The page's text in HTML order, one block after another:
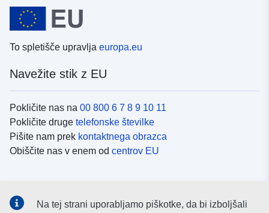
To spletišče upravlja europa.eu
Navežite stik z EU
Pokličite nas na 00 800 6 7 8 9 10 11
Pokličite druge telefonske številke
Pišite nam prek kontaktnega obrazca
Obiščite nas v enem od centrov EU
Na tej strani uporabljamo piškotke, da bi izboljšali